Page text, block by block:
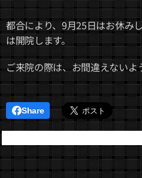
都合により、9月25日はお休み
は開院します。
ご来院の際は、お間違えないよ
Share